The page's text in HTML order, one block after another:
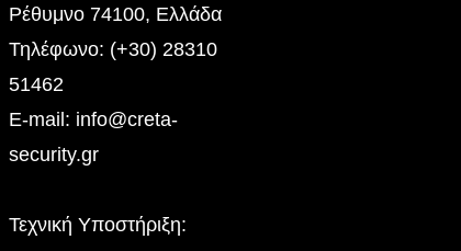
Ρέθυμνο 74100, Ελλάδα
Τηλέφωνο: (+30) 28310
51462
E-mail: info@creta-
security.gr
Τεχνική Yποστήριξη: